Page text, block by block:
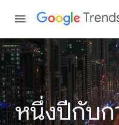
หนึ่งปีกับก